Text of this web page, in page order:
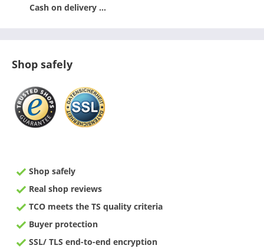
Cash on delivery ...
Shop safely
Shop safely
Real shop reviews
TCO meets the TS quality criteria
Buyer protection
SSL/ TLS end-to-end encryption